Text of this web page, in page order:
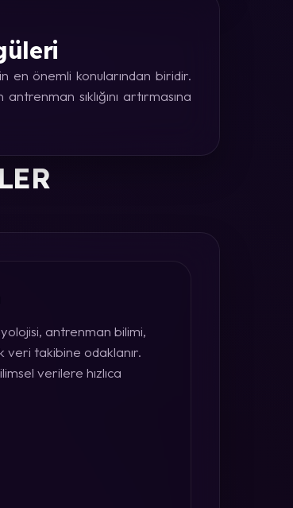
en önemli konularından biridir.
sıklığını artırmasına
antrenman bilimi,
takibine odaklanır.
verilere hızlıca